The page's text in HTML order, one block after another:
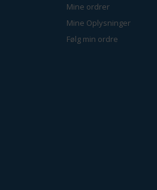
Mine ordrer
Mine Oplysninger
Følg min ordre